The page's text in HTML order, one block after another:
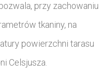
przy zachowaniu
tkaniny, na
powierzchni tarasu
Celsjusza.